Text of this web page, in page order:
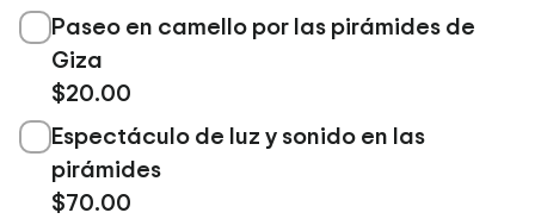
Paseo en camello por las pirámides de
Giza
$20.00
Espectáculo de luz y sonido en las
pirámides
$70.00